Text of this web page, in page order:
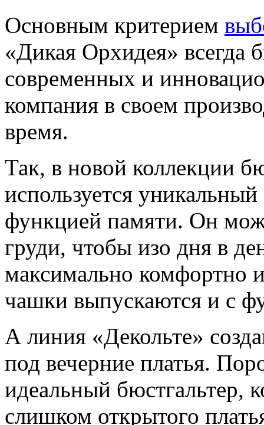
Основным критерием
«Дикая Орхидея» всегда
современных и
компания в своем
время.
Так, в новой коллекции
используется
функцией памяти. Он
груди, чтобы изо дня в
максимально комфортно
чашки выпускаются и с
А линия «Декольте»
под вечерние платья.
идеальный бюстгальтер,
слишком открытого